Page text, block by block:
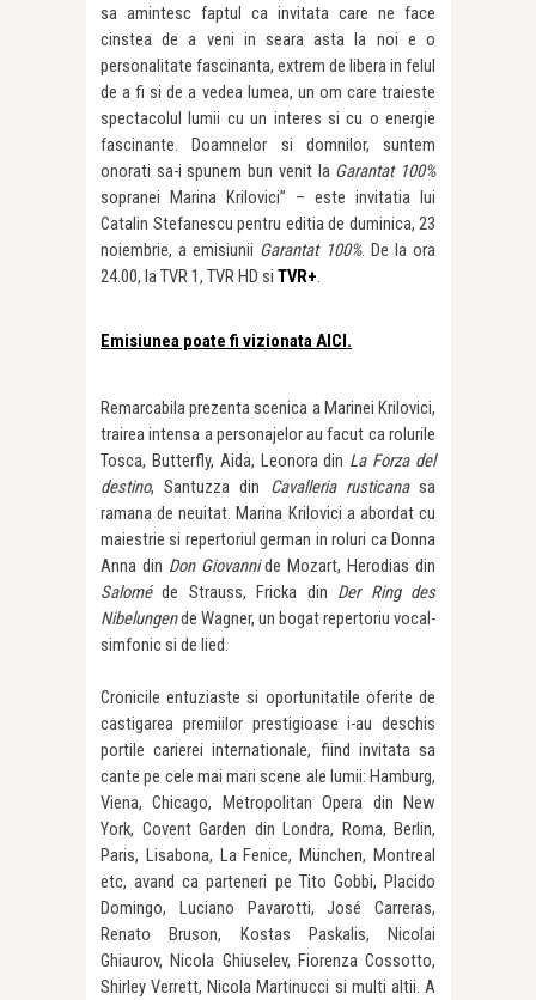
sa amintesc faptul ca invitata care ne face
cinstea de a veni in seara asta la noi e o
personalitate fascinanta, extrem de libera in felul
de a fi si de a vedea lumea, un om care traieste
spectacolul lumii cu un interes si cu o energie
fascinante. Doamnelor si domnilor, suntem
onorati sa-i spunem bun venit la Garantat 100%
sopranei Marina Krilovici” – este invitatia lui
Catalin Stefanescu pentru editia de duminica, 23
noiembrie, a emisiunii Garantat 100%. De la ora
24.00, la TVR 1, TVR HD si TVR+.
Emisiunea poate fi vizionata AICI.
Remarcabila prezenta scenica a Marinei Krilovici,
trairea intensa a personajelor au facut ca rolurile
Tosca, Butterfly, Aida, Leonora din La Forza del
destino, Santuzza din Cavalleria rusticanasa
ramana de neuitat. Marina Krilovici a abordat cu
maiestrie si repertoriul german in roluri ca Donna
Anna din Don Giovannide Mozart, Herodias din
Saloméde Strauss, Fricka din Der Ring des
Nibelungende Wagner, un bogat repertoriu vocal-
simfonic si de lied.
Cronicile entuziaste si oportunitatile oferite de
castigarea premiilor prestigioase i-au deschis
portile carierei internationale, fiind invitata sa
cante pe cele mai mari scene ale lumii: Hamburg,
Viena, Chicago, Metropolitan Opera din New
York, Covent Garden din Londra, Roma, Berlin,
Paris, Lisabona, La Fenice, München, Montreal
etc, avand ca parteneri pe Tito Gobbi, Placido
Domingo, Luciano Pavarotti, José Carreras,
Renato Bruson, Kostas Paskalis, Nicolai
Ghiaurov, Nicola Ghiuselev, Fiorenza Cossotto,
Shirley Verrett, Nicola Martinucci si multi altii. A